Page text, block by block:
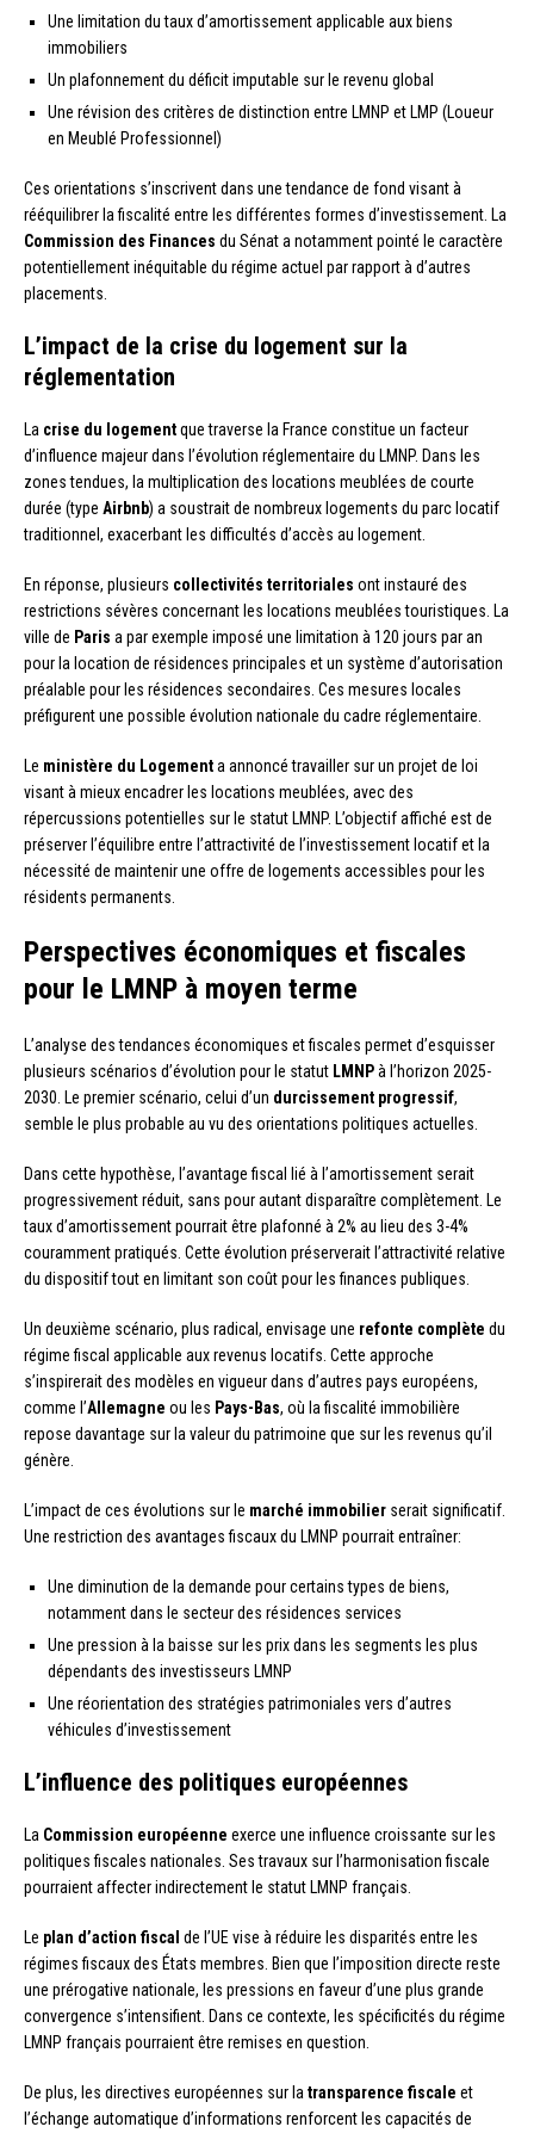
Une limitation du taux d’amortissement applicable aux biens
immobiliers
Un plafonnement du déficit imputable sur le revenu global
Une révision des critères de distinction entre LMNP et LMP (Loueur
en Meublé Professionnel)
Ces orientations s’inscrivent dans une tendance de fond visant à
rééquilibrer la fiscalité entre les différentes formes d’investissement. La
Commission des Finances du Sénat a notamment pointé le caractère
potentiellement inéquitable du régime actuel par rapport à d’autres
placements.
L’impact de la crise du logement sur la
réglementation
La crise du logementque traverse la France constitue un facteur
d’influence majeur dans l’évolution réglementaire du LMNP. Dans les
zones tendues, la multiplication des locations meublées de courte
durée (type Airbnb) a soustrait de nombreux logements du parc locatif
traditionnel, exacerbant les difficultés d’accès au logement.
En réponse, plusieurs collectivités territoriales ont instauré des
restrictions sévères concernant les locations meublées touristiques. La
ville de Paris a par exemple imposé une limitation à 120 jours par an
pour la location de résidences principales et un système d’autorisation
préalable pour les résidences secondaires. Ces mesures locales
préfigurent une possible évolution nationale du cadre réglementaire.
Le ministère du Logementa annoncé travailler sur un projet de loi
visant à mieux encadrer les locations meublées, avec des
répercussions potentielles sur le statut LMNP. L’objectif affiché est de
préserver l’équilibre entre l’attractivité de l’investissement locatif et la
nécessité de maintenir une offre de logements accessibles pour les
résidents permanents.
Perspectives économiques et fiscales
pour le LMNP à moyen terme
L’analyse des tendances économiques et fiscales permet d’esquisser
plusieurs scénarios d’évolution pour le statut LMNPà l’horizon 2025-
2030. Le premier scénario, celui d’un durcissement progressif,
semble le plus probable au vu des orientations politiques actuelles.
Dans cette hypothèse, l’avantage fiscal lié à l’amortissement serait
progressivement réduit, sans pour autant disparaître complètement. Le
taux d’amortissement pourrait être plafonné à 2% au lieu des 3-4%
couramment pratiqués. Cette évolution préserverait l’attractivité relative
du dispositif tout en limitant son coût pour les finances publiques.
Un deuxième scénario, plus radical, envisage une refonte complète du
régime fiscal applicable aux revenus locatifs. Cette approche
s’inspirerait des modèles en vigueur dans d’autres pays européens,
comme l’Allemagne ou les Pays-Bas, où la fiscalité immobilière
repose davantage sur la valeur du patrimoine que sur les revenus qu’il
génère.
L’impact de ces évolutions sur le marché immobilier serait significatif.
Une restriction des avantages fiscaux du LMNP pourrait entraîner:
Une diminution de la demande pour certains types de biens,
notamment dans le secteur des résidences services
Une pression à la baisse sur les prix dans les segments les plus
dépendants des investisseurs LMNP
Une réorientation des stratégies patrimoniales vers d’autres
véhicules d’investissement
L’influence des politiques européennes
La Commission européenne exerce une influence croissante sur les
politiques fiscales nationales. Ses travaux sur l’harmonisation fiscale
pourraient affecter indirectement le statut LMNP français.
Le plan d’action fiscal de l’UE vise à réduire les disparités entre les
régimes fiscaux des États membres. Bien que l’imposition directe reste
une prérogative nationale, les pressions en faveur d’une plus grande
convergence s’intensifient. Dans ce contexte, les spécificités du régime
LMNP français pourraient être remises en question.
De plus, les directives européennes sur la transparence fiscale et
l’échange automatique d’informations renforcent les capacités de